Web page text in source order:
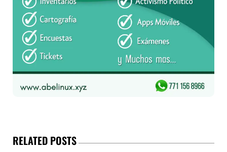
RELATED POSTS